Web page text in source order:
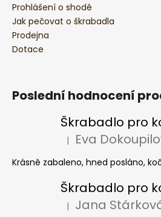
Prohlášení o shodě
Jak pečovat o škrabadla
Prodejna
Dotace
Poslední hodnocení
Hodnocení produktu je
| Eva
Krásně zabaleno, hned posláno,
Hodnocení produktu je
| Jana